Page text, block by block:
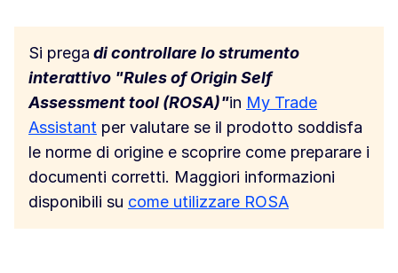
Si prega di controllare lo strumento
interattivo "Rules of Origin Self
Assessment tool (ROSA)"in My Trade
Assistant per valutare se il prodotto soddisfa
le norme di origine e scoprire come preparare i
documenti corretti. Maggiori informazioni
disponibili su come utilizzare ROSA